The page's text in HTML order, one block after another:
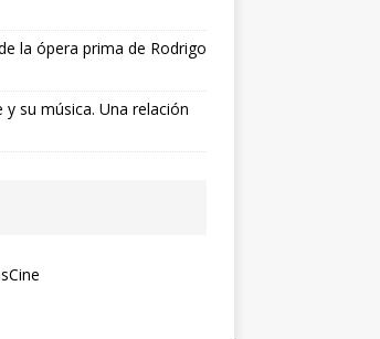
la ópera prima de Rodrigo
su música. Una relación